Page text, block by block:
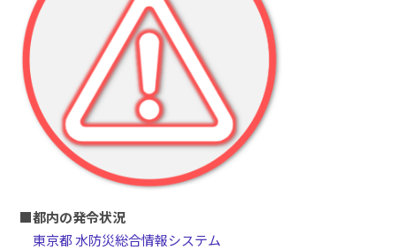
■都内の発令状況
東京都 水防災総合情報システム